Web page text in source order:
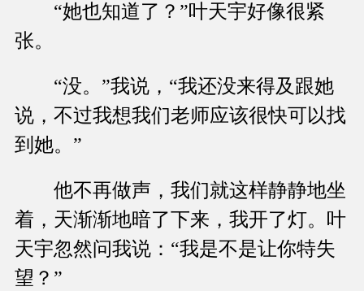
“她也知道了？”叶天宇好像很紧
张。
“没。”我说，“我还没来得及跟她
说，不过我想我们老师应该很快可以找
到她。”
他不再做声，我们就这样静静地坐
着，天渐渐地暗了下来，我开了灯。叶
天宇忽然问我说：“我是不是让你特失
望？”